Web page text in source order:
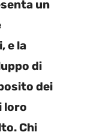
un
e la
di
dei
loro
Chi